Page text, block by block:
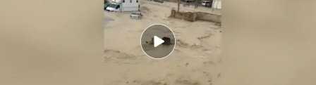
Redacción digital Noticias Cuatro
06 MAR 2025 - 20:47h.
Se registran 200 litros acumulados en Lorca en
las últimas 24 horas por las fuertes lluvias